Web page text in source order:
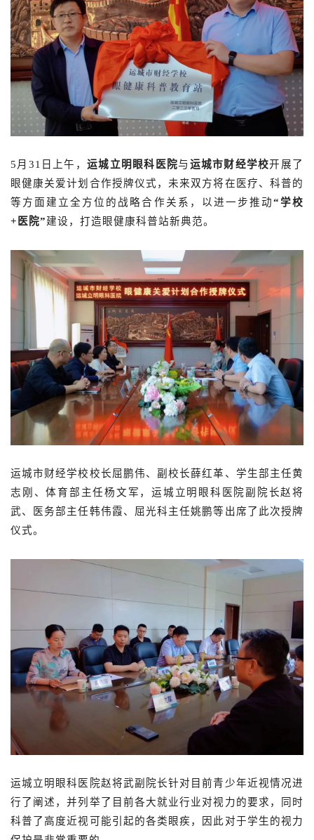
5月31日上午， 运城立明眼科医院与 运城市财经学校开展了
眼健康关爱计划合作授牌仪式，未来双方将在医疗、科普的
等方面建立全方位的战略合作关系，以进一步推动“学校
+医院”建设，打造眼健康科普站新典范。
运城市财经学校校长屈鹏伟、副校长薛红革、学生部主任黄
志刚、体育部主任杨文军，运城立明眼科医院副院长赵将
武、医务部主任韩伟霞、屈光科主任姚鹏等出席了此次授牌
仪式。
运城立明眼科医院赵将武副院长针对目前青少年近视情况进
行了阐述，并列举了目前各大就业行业对视力的要求，同时
科普了高度近视可能引起的各类眼疾，因此对于学生的视力